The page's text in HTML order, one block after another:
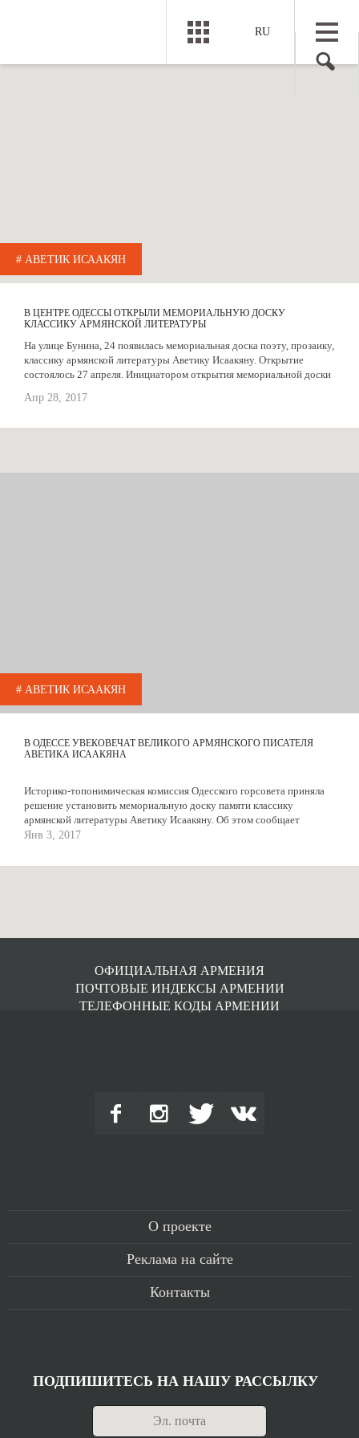
RU
# АВЕТИК ИСААКЯН
В ЦЕНТРЕ ОДЕССЫ ОТКРЫЛИ МЕМОРИАЛЬНУЮ ДОСКУ
КЛАССИКУ АРМЯНСКОЙ ЛИТЕРАТУРЫ
На улице Бунина, 24 появилась мемориальная доска поэту, прозаику,
классику армянской литературы Аветику Исаакяну. Открытие
состоялось 27 апреля. Инициатором открытия мемориальной доски
наследия. По...
Апр 28, 2017
# АВЕТИК ИСААКЯН
В ОДЕССЕ УВЕКОВЕЧАТ ВЕЛИКОГО АРМЯНСКОГО ПИСАТЕЛЯ
АВЕТИКА ИСААКЯНА
Историко-топонимическая комиссия Одесского горсовета приняла
решение установить мемориальную доску памяти классику
армянской литературы Аветику Исаакяну. Об этом сообщает
корреспондент Украинской...
Янв 3, 2017
ОФИЦИАЛЬНАЯ АРМЕНИЯ
ПОЧТОВЫЕ ИНДЕКСЫ АРМЕНИИ
ТЕЛЕФОННЫЕ КОДЫ АРМЕНИИ
О проекте
Реклама на сайте
Контакты
ПОДПИШИТЕСЬ НА НАШУ РАССЫЛКУ